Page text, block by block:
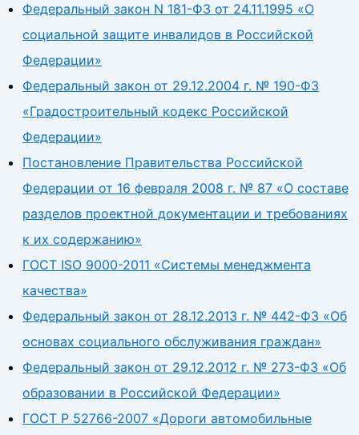
Федеральный закон N 181-ФЗ от 24.11.1995 «О
социальной защите инвалидов в Российской
Федерации»
Федеральный закон от 29.12.2004 г. № 190-ФЗ
«Градостроительный кодекс Российской
Федерации»
Постановление Правительства Российской
Федерации от 16 февраля 2008 г. № 87 «О составе
разделов проектной документации и требованиях
к их содержанию»
ГОСТ ISO 9000-2011 «Системы менеджмента
качества»
Федеральный закон от 28.12.2013 г. № 442-ФЗ «Об
основах социального обслуживания граждан»
Федеральный закон от 29.12.2012 г. № 273-ФЗ «Об
образовании в Российской Федерации»
ГОСТ Р 52766-2007 «Дороги автомобильные